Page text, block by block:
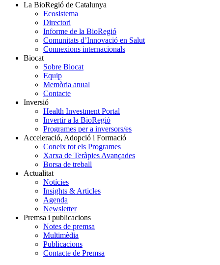
La BioRegió de Catalunya
Ecosistema
Directori
Informe de la BioRegió
Comunitats d’Innovació en Salut
Connexions internacionals
Biocat
Sobre Biocat
Equip
Memòria anual
Contacte
Inversió
Health Investment Portal
Invertir a la BioRegió
Programes per a inversors/es
Acceleració, Adopció i Formació
Coneix tot els Programes
Xarxa de Teràpies Avançades
Borsa de treball
Actualitat
Notícies
Insights & Articles
Agenda
Newsletter
Premsa i publicacions
Notes de premsa
Multimèdia
Publicacions
Contacte de Premsa